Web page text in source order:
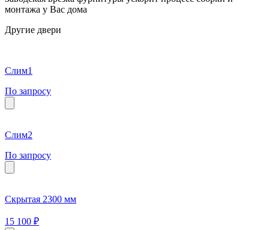
монтажа у Вас дома
Другие двери
Слим1
По запросу
Слим2
По запросу
Скрытая 2300 мм
15 100 ₽